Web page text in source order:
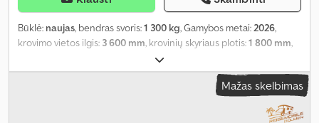
Būklė: naujas, bendras svoris:1 300 kg, Gamybos metai: 2026,
krovimo vietos ilgis: 3 600 mm , krovinių skyriaus plotis:1 800 mm
1 900 mm,
Mažas skelbimas